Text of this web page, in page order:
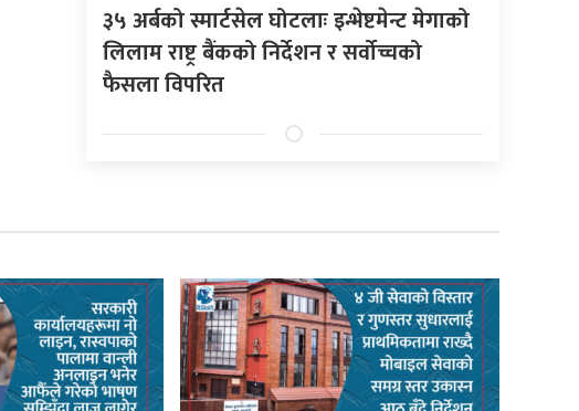
३५ अर्बको स्मार्टसेल घोटलाः इन्भेष्टमेन्ट मेगाको
लिलाम राष्ट्र बैंकको निर्देशन र सर्वोच्चको
फैसला विपरित